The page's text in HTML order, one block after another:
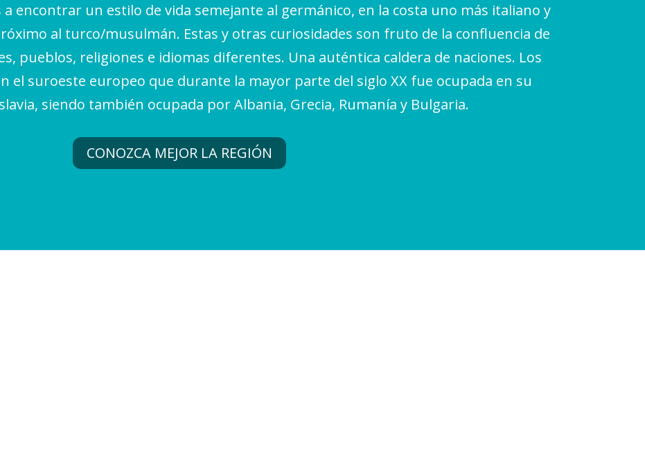
encontrar un estilo de vida semejante al germánico, en la costa uno más italiano y
al turco/musulmán. Estas y otras curiosidades son fruto de la confluencia de
pueblos, religiones e idiomas diferentes. Una auténtica caldera de naciones. Los
el suroeste europeo que durante la mayor parte del siglo XX fue ocupada en su
siendo también ocupada por Albania, Grecia, Rumanía y Bulgaria.
CONOZCA MEJOR LA REGIÓN